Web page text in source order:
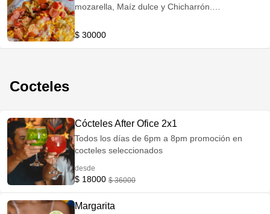
mozarella, Maíz dulce y Chicharrón.
$ 30000
Cocteles
Cócteles After Ofice 2x1
Todos los días de 6pm a 8pm promoción en
cocteles seleccionados
desde
$ 18000 $ 36000
Margarita